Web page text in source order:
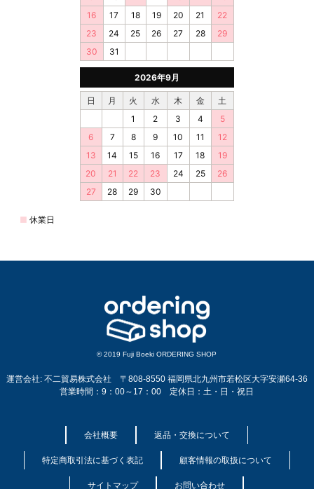
© 2019 Fuji Boeki ORDERING SHOP
運営会社: 不二貿易株式会社 〒808-8550 福岡県北九州市若松区大字安瀬64-36
営業時間：9：00～17：00 定休日：土・日・祝日
会社概要 返品・交換について
特定商取引法に基づく表記 顧客情報の取扱について
サイトマップ お問い合わせ